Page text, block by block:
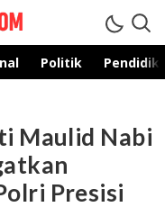
Politik
Maulid Nabi
Presisi